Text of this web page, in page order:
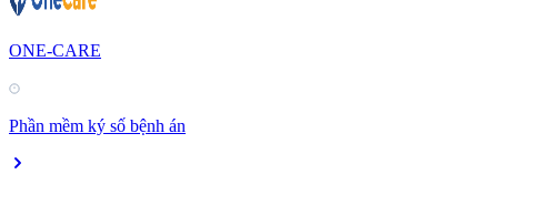
ONE-CARE
Phần mềm ký số bệnh án